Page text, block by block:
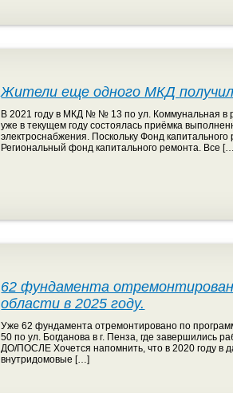
Жители еще одного МКД
В 2021 году в МКД № № 13 по ул. Коммунальная в
уже в текущем году состоялась приёмка
электроснабжения. Поскольку Фонд
Региональный фонд капитального ремонта. Все
62 фундамента
области в 2025 году.
Уже 62 фундамента отремонтировано по
50 по ул. Богданова в г. Пенза, где завершились
ДО/ПОСЛЕ Хочется напомнить, что в 2020 году в
внутридомовые […]